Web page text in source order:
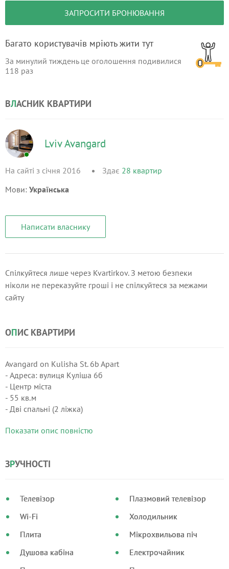
ЗАПРОСИТИ БРОНЮВАННЯ
Багато користувачів мріють жити тут
За минулий тиждень це оголошення подивилися
118 раз
ВЛАСНИК КВАРТИРИ
Lviv Avangard
На сайті з січня 2016 Здає 28 квартир
Мови: Українська
Написати власнику
Спілкуйтеся лише через Kvartirkov. З метою безпеки
ніколи не переказуйте гроші і не спілкуйтеся за межами
сайту
ОПИС КВАРТИРИ
Avangard on Kulisha St. 6b Apart
- Адреса: вулиця Куліша 6б
- Центр міста
- 55 кв.м
- Дві спальні (2 ліжка)
- Кухня студія облаштована всім необхідним
- Wi-Fi
Показати опис повністю
ЗРУЧНОСТІ
Телевізор
Wi-Fi
Плита
Душова кабіна
Плазмовий телевізор
Холодильник
Мікрохвильова піч
Електрочайник